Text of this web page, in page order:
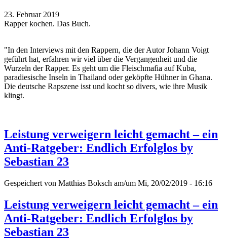
23. Februar 2019
Rapper kochen. Das Buch.
"In den Interviews mit den Rappern, die der Autor Johann Voigt
geführt hat, erfahren wir viel über die Vergangenheit und die
Wurzeln der Rapper. Es geht um die Fleischmafia auf Kuba,
paradiesische Inseln in Thailand oder geköpfte Hühner in Ghana.
Die deutsche Rapszene isst und kocht so divers, wie ihre Musik
klingt.
Leistung verweigern leicht gemacht – ein
Anti-Ratgeber: Endlich Erfolglos by
Sebastian 23
Gespeichert von Matthias Boksch am/um Mi, 20/02/2019 - 16:16
Leistung verweigern leicht gemacht – ein
Anti-Ratgeber: Endlich Erfolglos by
Sebastian 23